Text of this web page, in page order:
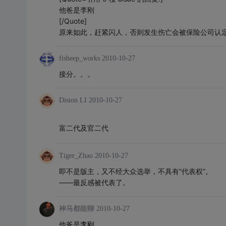
他爸是李刚
[/Quote]
原来如此，赶紧闪人，否则发生伤亡会被保险公司认
fisheep_works 2010-10-27
接分。。。
Dision LI 2010-10-27
富二代及官二代
Tiger_Zhao 2010-10-27
即不是版主，又不经大众选举，不具有“代表权”。
——最反感被代表了。
神马都能聊 2010-10-27
他爸是李刚